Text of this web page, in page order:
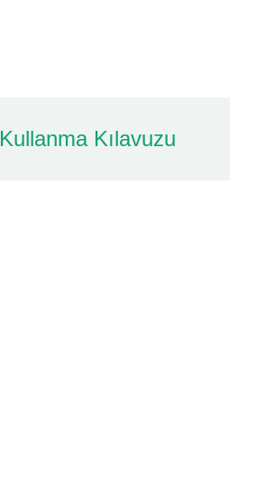
Kullanma Kılavuzu